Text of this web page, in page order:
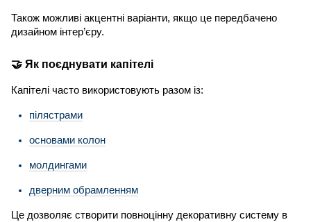
Також можливі акцентні варіанти, якщо це передбачено
дизайном інтер’єру.
🤝 Як поєднувати капітелі
Капітелі часто використовують разом із:
пілястрами
основами колон
молдингами
дверним обрамленням
Це дозволяє створити повноцінну декоративну систему в